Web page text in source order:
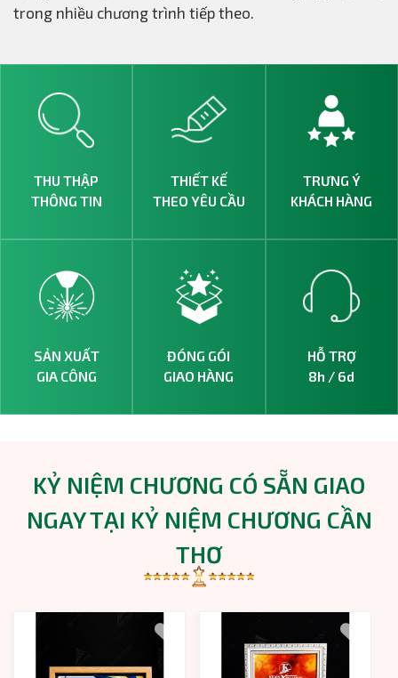
trong nhiều chương trình tiếp theo.
THU THẬP
THÔNG TIN
THIẾT KẾ
THEO YÊU CẦU
TRƯNG Ý
KHÁCH HÀNG
SẢN XUẤT
GIA CÔNG
ĐÓNG GÓI
GIAO HÀNG
HỖ TRỢ
8h / 6d
KỶ NIỆM CHƯƠNG CÓ SẴN GIAO
NGAY TẠI KỶ NIỆM CHƯƠNG CẦN
THƠ